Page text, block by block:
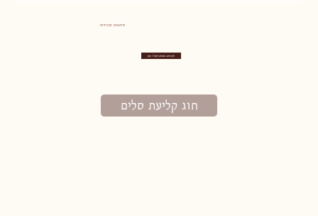
לפרטים נוספים לחצ/י כאן
חוג קליעת סלים
סדנאות ומכירות